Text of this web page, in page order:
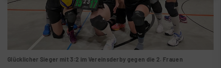
Glücklicher Sieger mit 3:2 im Vereinsderby gegen die 2. Frauen